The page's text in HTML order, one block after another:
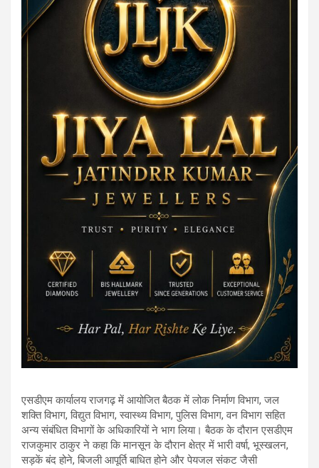
एसडीएम कार्यालय राजगढ़ में आयोजित बैठक में लोक निर्माण विभाग, जल
शक्ति विभाग, विद्युत विभाग, स्वास्थ्य विभाग, पुलिस विभाग, वन विभाग सहित
अन्य संबंधित विभागों के अधिकारियों ने भाग लिया। बैठक के दौरान एसडीएम
राजकुमार ठाकुर ने कहा कि मानसून के दौरान क्षेत्र में भारी वर्षा, भूस्खलन,
सड़कें बंद होने, बिजली आपूर्ति बाधित होने और पेयजल संकट जैसी